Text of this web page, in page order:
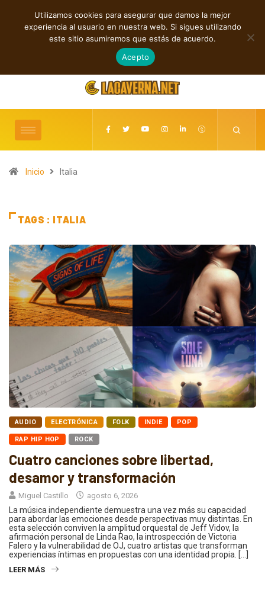
TENDENCIAS
Rock, folk e indie: cuatro estrenos independientes por descubrir
agosto 7, 2026
Inicio Italia
TAGS : ITALIA
AUDIO ELECTRÓNICA FOLK INDIE POP
RAP HIP HOP ROCK
Cuatro canciones sobre libertad,
desamor y transformación
Miguel Castillo agosto 6, 2026
La música independiente demuestra una vez más su capacidad
para abordar las emociones desde perspectivas muy distintas. En
esta selección conviven la amplitud orquestal de Jeff Vidov, la
afirmación personal de Linda Rao, la introspección de Victoria
Falero y la vulnerabilidad de OJ, cuatro artistas que transforman
experiencias íntimas en propuestas con una identidad propia. […]
LEER MÁS
Utilizamos cookies para asegurar que damos la mejor
experiencia al usuario en nuestra web. Si sigues utilizando
este sitio asumiremos que estás de acuerdo.
Acepto